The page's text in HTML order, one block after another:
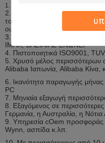
1.
2. Είναι κύριος 2 κύριων
το αερόλυμα, ένα σε Foshan που
ουσίες
3. Τέσσερα (4) κύρια
IMAX, ΒΑΣΙΛΙΆΣ ΕΝΏΝΕΙ
4. Πιστοποιητικά ISO9001,
5. Χρυσό μέλος περισσότερων
Alibaba Ιαπωνία, Alibaba Κίνα,
6. Ικανότητα παραγωγής
PC
7. Μηνιαία εξαγωγή
8. Εξαγόμενος σε
Γερμανία, η Αυστραλία, η
9. Υπηρεσία cOem προσφοράς
Wynn, ασπίδα κ.λπ.